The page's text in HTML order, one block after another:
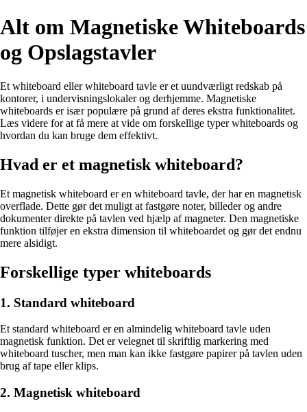
Alt om Magnetiske Whiteboards
og Opslagstavler
Et whiteboard eller whiteboard tavle er et uundværligt redskab på
kontorer, i undervisningslokaler og derhjemme. Magnetiske
whiteboards er især populære på grund af deres ekstra funktionalitet.
Læs videre for at få mere at vide om forskellige typer whiteboards og
hvordan du kan bruge dem effektivt.
Hvad er et magnetisk whiteboard?
Et magnetisk whiteboard er en whiteboard tavle, der har en magnetisk
overflade. Dette gør det muligt at fastgøre noter, billeder og andre
dokumenter direkte på tavlen ved hjælp af magneter. Den magnetiske
funktion tilføjer en ekstra dimension til whiteboardet og gør det endnu
mere alsidigt.
Forskellige typer whiteboards
1. Standard whiteboard
Et standard whiteboard er en almindelig whiteboard tavle uden
magnetisk funktion. Det er velegnet til skriftlig markering med
whiteboard tuscher, men man kan ikke fastgøre papirer på tavlen uden
brug af tape eller klips.
2. Magnetisk whiteboard